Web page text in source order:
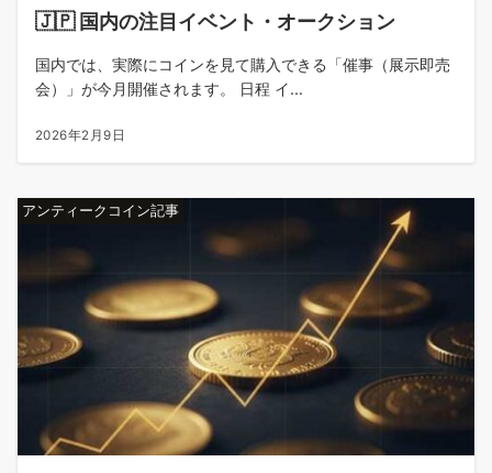
🇯🇵 国内の注目イベント・オークション
国内では、実際にコインを見て購入できる「催事（展示即売
会）」が今月開催されます。 日程 イ...
2026年2月9日
アンティークコイン記事